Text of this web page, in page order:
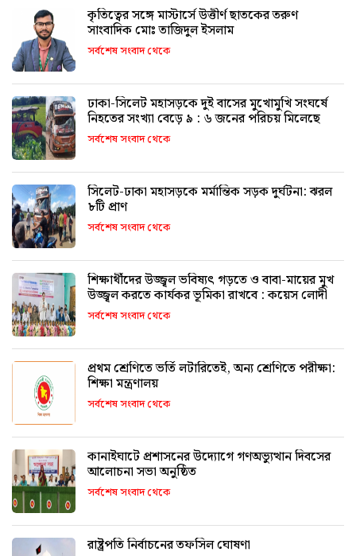
কৃতিত্বের সঙ্গে মাস্টার্সে উত্তীর্ণ ছাতকের তরুণ
সাংবাদিক মোঃ তাজিদুল ইসলাম
সর্বশেষ সংবাদ থেকে
ঢাকা-সিলেট মহাসড়কে দুই বাসের মুখোমুখি সংঘর্ষে
নিহতের সংখ্যা বেড়ে ৯ : ৬ জনের পরিচয় মিলেছে
সর্বশেষ সংবাদ থেকে
সিলেট-ঢাকা মহাসড়কে মর্মান্তিক সড়ক দুর্ঘটনা: ঝরল
৮টি প্রাণ
সর্বশেষ সংবাদ থেকে
শিক্ষার্থীদের উজ্জ্বল ভবিষ্যৎ গড়তে ও বাবা-মায়ের মুখ
উজ্জ্বল করতে কার্যকর ভূমিকা রাখবে : কয়েস লোদী
সর্বশেষ সংবাদ থেকে
প্রথম শ্রেণিতে ভর্তি লটারিতেই, অন্য শ্রেণিতে পরীক্ষা:
শিক্ষা মন্ত্রণালয়
সর্বশেষ সংবাদ থেকে
কানাইঘাটে প্রশাসনের উদ্যোগে গণঅভ্যুত্থান দিবসের
আলোচনা সভা অনুষ্ঠিত
সর্বশেষ সংবাদ থেকে
রাষ্ট্রপতি নির্বাচনের তফসিল ঘোষণা